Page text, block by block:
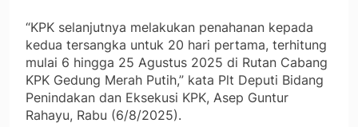
“KPK selanjutnya melakukan penahanan kepada
kedua tersangka untuk 20 hari pertama, terhitung
mulai 6 hingga 25 Agustus 2025 di Rutan Cabang
KPK Gedung Merah Putih,” kata Plt Deputi Bidang
Penindakan dan Eksekusi KPK, Asep Guntur
Rahayu, Rabu (6/8/2025).